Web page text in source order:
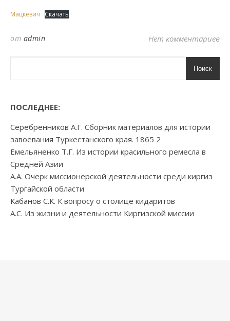
Мацкевич Скачать
от admin Нет комментариев
Поиск
ПОСЛЕДНЕЕ:
Серебренников А.Г. Сборник материалов для истории
завоевания Туркестанского края. 1865 2
Емельяненко Т.Г. Из истории красильного ремесла в
Средней Азии
А.А. Очерк миссионерской деятельности среди киргиз
Тургайской области
Кабанов С.К. К вопросу о столице кидаритов
А.С. Из жизни и деятельности Киргизской миссии